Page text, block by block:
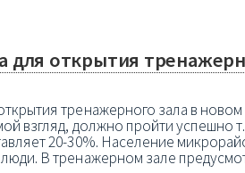
для открытия
тренажерного зала в
взгляд, должно пройти успешно
20-30%. Население
В тренажерном зале